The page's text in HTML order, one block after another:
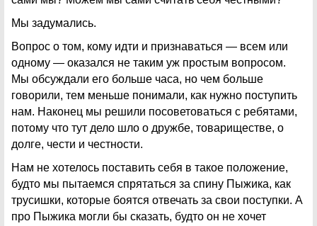
Мы задумались.
Вопрос о том, кому идти и признаваться — всем или
одному — оказался не таким уж простым вопросом.
Мы обсуждали его больше часа, но чем больше
говорили, тем меньше понимали, как нужно поступить
нам. Наконец мы решили посоветоваться с ребятами,
потому что тут дело шло о дружбе, товариществе, о
долге, чести и честности.
Нам не хотелось поставить себя в такое положение,
будто мы пытаемся спрятаться за спину Пыжика, как
трусишки, которые боятся отвечать за свои поступки. А
про Пыжика могли бы сказать, будто он не хочет